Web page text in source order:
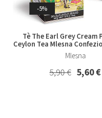
-5%
Tè The Earl Grey Cream
Ceylon Tea Mlesna
Mlesna
5,90 € 5,60 €